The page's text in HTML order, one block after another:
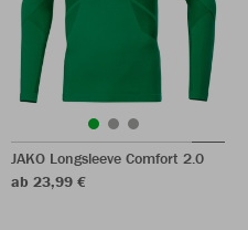
JAKO Longsleeve Comfort 2.0
ab 23,99 €